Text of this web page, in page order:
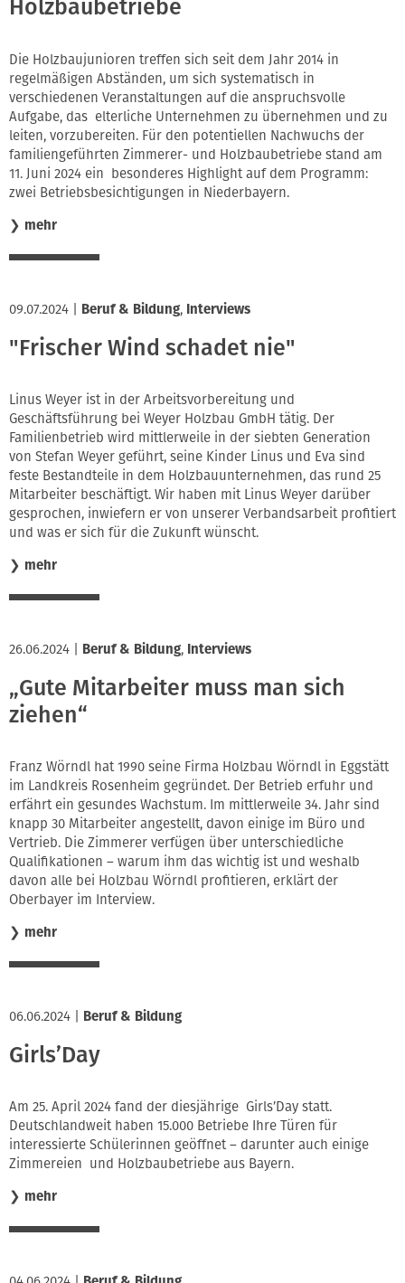
Holzbaubetriebe
Die Holzbaujunioren treffen sich seit dem Jahr 2014 in
regelmäßigen Abständen, um sich systematisch in
verschiedenen Veranstaltungen auf die anspruchsvolle
Aufgabe, das elterliche Unternehmen zu übernehmen und zu
leiten, vorzubereiten. Für den potentiellen Nachwuchs der
familiengeführten Zimmerer- und Holzbaubetriebe stand am
11. Juni 2024 ein besonderes Highlight auf dem Programm:
zwei Betriebsbesichtigungen in Niederbayern.
❯ mehr
09.07.2024 Beruf & Bildung, Interviews
"Frischer Wind schadet nie"
Linus Weyer ist in der Arbeitsvorbereitung und
Geschäftsführung bei Weyer Holzbau GmbH tätig. Der
Familienbetrieb wird mittlerweile in der siebten Generation
von Stefan Weyer geführt, seine Kinder Linus und Eva sind
feste Bestandteile in dem Holzbauunternehmen, das rund 25
Mitarbeiter beschäftigt. Wir haben mit Linus Weyer darüber
gesprochen, inwiefern er von unserer Verbandsarbeit profitiert
und was er sich für die Zukunft wünscht.
❯ mehr
26.06.2024 Beruf & Bildung, Interviews
„Gute Mitarbeiter muss man sich
ziehen“
Franz Wörndl hat 1990 seine Firma Holzbau Wörndl in Eggstätt
im Landkreis Rosenheim gegründet. Der Betrieb erfuhr und
erfährt ein gesundes Wachstum. Im mittlerweile 34. Jahr sind
knapp 30 Mitarbeiter angestellt, davon einige im Büro und
Vertrieb. Die Zimmerer verfügen über unterschiedliche
Qualifikationen – warum ihm das wichtig ist und weshalb
davon alle bei Holzbau Wörndl profitieren, erklärt der
Oberbayer im Interview.
❯ mehr
06.06.2024 Beruf & Bildung
Girls’Day
Am 25. April 2024 fand der diesjährige Girls’Day statt.
Deutschlandweit haben 15.000 Betriebe Ihre Türen für
interessierte Schülerinnen geöffnet – darunter auch einige
Zimmereien und Holzbaubetriebe aus Bayern.
❯ mehr